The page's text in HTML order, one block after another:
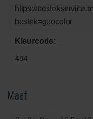
https://
bestek=geocolor
Kleurcode:
494
Maat